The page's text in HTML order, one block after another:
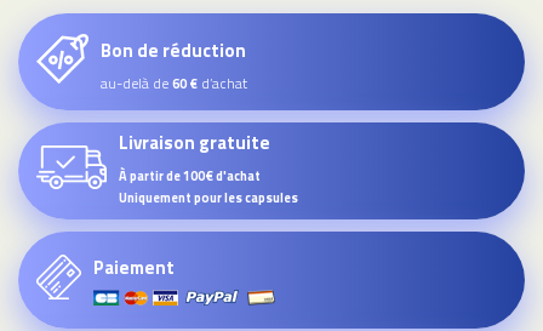
Bon de réduction
au-delà de60 € d’achat
Livraison gratuite
À partir de 100€ d'achat
Uniquement pour les capsules
Paiement